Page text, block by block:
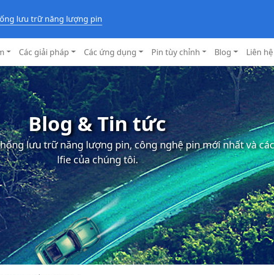
lưu trữ năng lượng pin
Các giải pháp Các ứng dụng Pin tùy chỉnh Blog Liên
Blog & Tin tức
lưu trữ năng lượng pin, công nghệ pin mới nhất và
lfie của chúng tôi.